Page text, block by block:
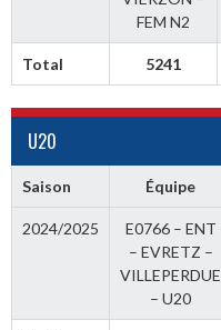
FEM N2
Total 5241
U20
Saison Équipe
2024/2025
E0766 – ENT
– EVRETZ –
VILLEPERDUE
– U20